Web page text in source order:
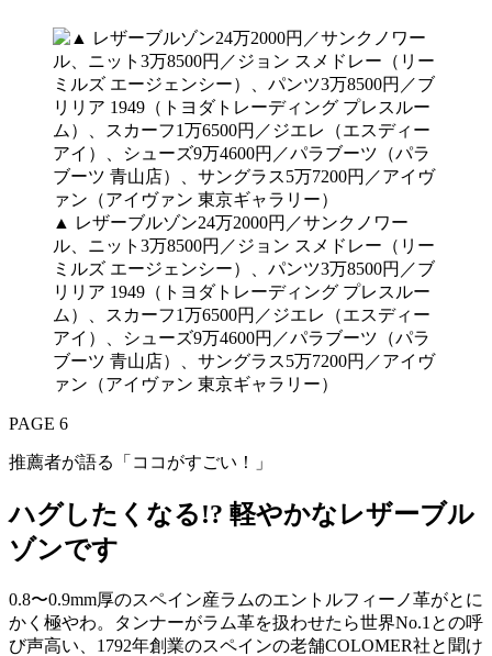
▲ レザーブルゾン24万2000円／サンクノワー
ル、ニット3万8500円／ジョン スメドレー（リー
ミルズ エージェンシー）、パンツ3万8500円／ブ
リリア 1949（トヨダトレーディング プレスルー
ム）、スカーフ1万6500円／ジエレ（エスディー
アイ）、シューズ9万4600円／パラブーツ（パラ
ブーツ 青山店）、サングラス5万7200円／アイヴ
ァン（アイヴァン 東京ギャラリー）
PAGE 6
推薦者が語る「ココがすごい！」
ハグしたくなる!? 軽やかなレザーブル
ゾンです
0.8〜0.9mm厚のスペイン産ラムのエントルフィーノ革がとに
かく極やわ。タンナーがラム革を扱わせたら世界No.1との呼
び声高い、1792年創業のスペインの老舗COLOMER社と聞け